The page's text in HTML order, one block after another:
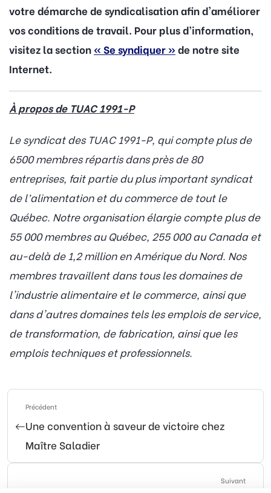
votre démarche de syndicalisation afin d'améliorer
vos conditions de travail. Pour plus d’information,
visitez la section« Se syndiquer » de notre site
Internet.
À propos de TUAC 1991-P
Le syndicat des TUAC 1991-P, qui compte plus de
6500 membres répartis dans près de 80
entreprises, fait partie du plus important syndicat
de l’alimentation et du commerce de tout le
Québec. Notre organisation élargie compte plus de
55 000 membres au Québec, 255 000 au Canada et
au-delà de 1,2 million en Amérique du Nord. Nos
membres travaillent dans tous les domaines de
l'industrie alimentaire et le commerce, ainsi que
dans d'autres domaines tels les emplois de service,
de transformation, de fabrication, ainsi que les
emplois techniques et professionnels.
Précédent
Une convention à saveur de victoire chez
Maître Saladier
Suivant